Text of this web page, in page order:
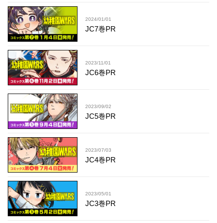
2024/01/01
JC7巻PR
2023/11/01
JC6巻PR
2023/09/02
JC5巻PR
2023/07/03
JC4巻PR
2023/05/01
JC3巻PR